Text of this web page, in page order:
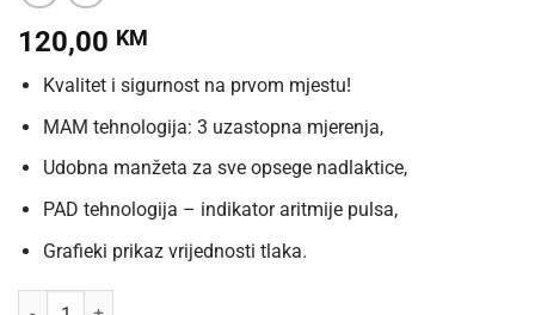
120,00 KM
Kvalitet i sigurnost na prvom mjestu!
MAM tehnologija: 3 uzastopna mjerenja,
Udobna manžeta za sve opsege nadlaktice,
PAD tehnologija – indikator aritmije pulsa,
Grafieki prikaz vrijednosti tlaka.
Tlakomjer Microlife BP A3 MAM + adapter količina